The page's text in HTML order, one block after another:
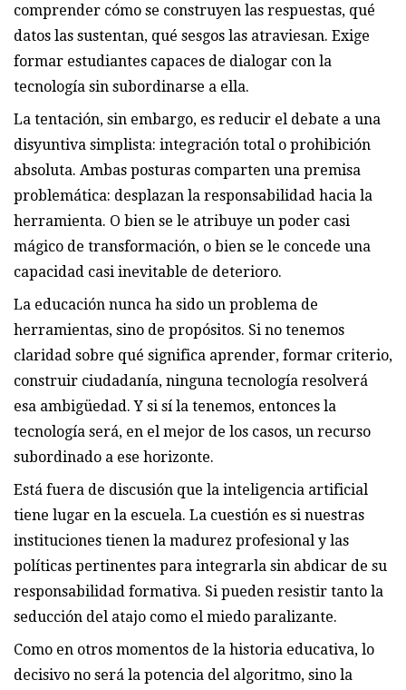
comprender cómo se construyen las respuestas, qué
datos las sustentan, qué sesgos las atraviesan. Exige
formar estudiantes capaces de dialogar con la
tecnología sin subordinarse a ella.
La tentación, sin embargo, es reducir el debate a una
disyuntiva simplista: integración total o prohibición
absoluta. Ambas posturas comparten una premisa
problemática: desplazan la responsabilidad hacia la
herramienta. O bien se le atribuye un poder casi
mágico de transformación, o bien se le concede una
capacidad casi inevitable de deterioro.
La educación nunca ha sido un problema de
herramientas, sino de propósitos. Si no tenemos
claridad sobre qué significa aprender, formar criterio,
construir ciudadanía, ninguna tecnología resolverá
esa ambigüedad. Y si sí la tenemos, entonces la
tecnología será, en el mejor de los casos, un recurso
subordinado a ese horizonte.
Está fuera de discusión que la inteligencia artificial
tiene lugar en la escuela. La cuestión es si nuestras
instituciones tienen la madurez profesional y las
políticas pertinentes para integrarla sin abdicar de su
responsabilidad formativa. Si pueden resistir tanto la
seducción del atajo como el miedo paralizante.
Como en otros momentos de la historia educativa, lo
decisivo no será la potencia del algoritmo, sino la